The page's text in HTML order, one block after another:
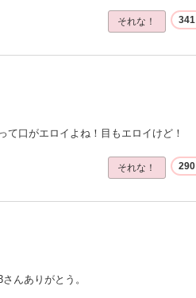
それな！ 341
て口がエロイよね！目もエロイけど！
それな！ 290
んありがとう。